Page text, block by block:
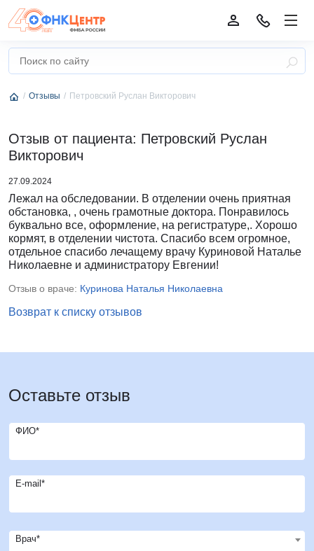
Отзывы Петровский Руслан Викторович
Отзыв от пациента: Петровский Руслан
Викторович
27.09.2024
Лежал на обследовании. В отделении очень приятная
обстановка, , очень грамотные доктора. Понравилось
буквально все, оформление, на регистратуре,. Хорошо
кормят, в отделении чистота. Спасибо всем огромное,
отдельное спасибо лечащему врачу Куриновой Наталье
Николаевне и администратору Евгении!
Отзыв о враче: Куринова Наталья Николаевна
Возврат к списку отзывов
Оставьте отзыв
ФИО*
E-mail*
Врач*